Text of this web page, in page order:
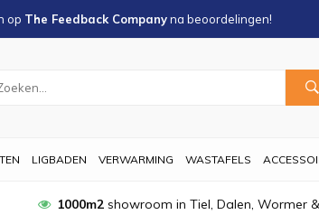
op The Feedback Companyna beoordelingen!
LIGBADEN VERWARMING WASTAFELS
1000m2showroom in Tiel, Dalen, Wormer